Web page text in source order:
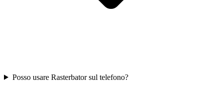
Posso usare Rasterbator sul telefono?